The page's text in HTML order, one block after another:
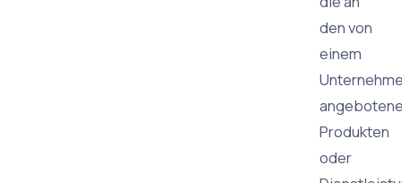
den von
einem
Produkten
oder